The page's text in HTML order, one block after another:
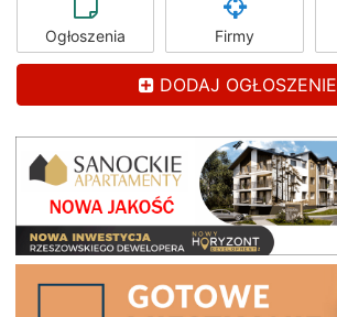
Ogłoszenia Firmy
DODAJ OGŁOSZENIE